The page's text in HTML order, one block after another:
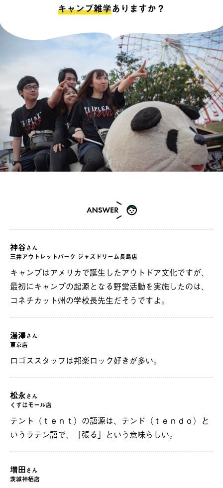
キャンプ雑学ありますか？
神谷さん
三井アウトレットパーク ジャズドリーム長島店
キャンプはアメリカで誕生したアウトドア文化ですが、
最初にキャンプの起源となる野営活動を実施したのは、
コネチカット州の学校長先生だそうですよ。
湯澤さん
東京店
ロゴススタッフは邦楽ロック好きが多い。
松永さん
くずはモール店
テント（ｔｅｎｔ）の語源は、テンド（ｔｅｎｄｏ）と
いうラテン語で、「張る」という意味らしい。
増田さん
茨城神栖店